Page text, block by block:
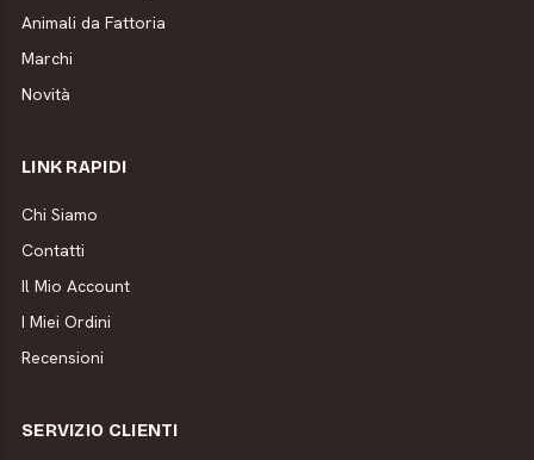
Animali da Fattoria
Marchi
Novità
LINK RAPIDI
Chi Siamo
Contatti
Il Mio Account
I Miei Ordini
Recensioni
SERVIZIO CLIENTI